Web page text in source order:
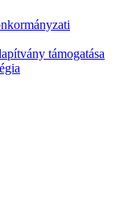
támogatása